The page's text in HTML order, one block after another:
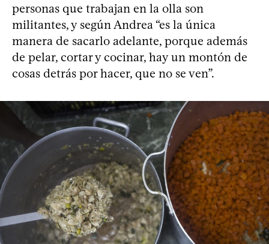
personas que trabajan en la olla son
militantes, y según Andrea “es la única
manera de sacarlo adelante, porque además
de pelar, cortar y cocinar, hay un montón de
cosas detrás por hacer, que no se ven”.